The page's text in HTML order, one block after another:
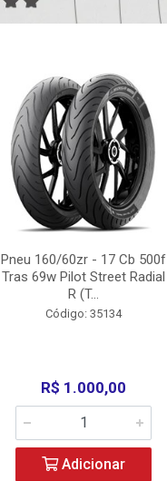
Pneu 160/60zr - 17 Cb 500f
Tras 69w Pilot Street Radial
R (T...
Código: 35134
R$ 1.000,00
Adicionar